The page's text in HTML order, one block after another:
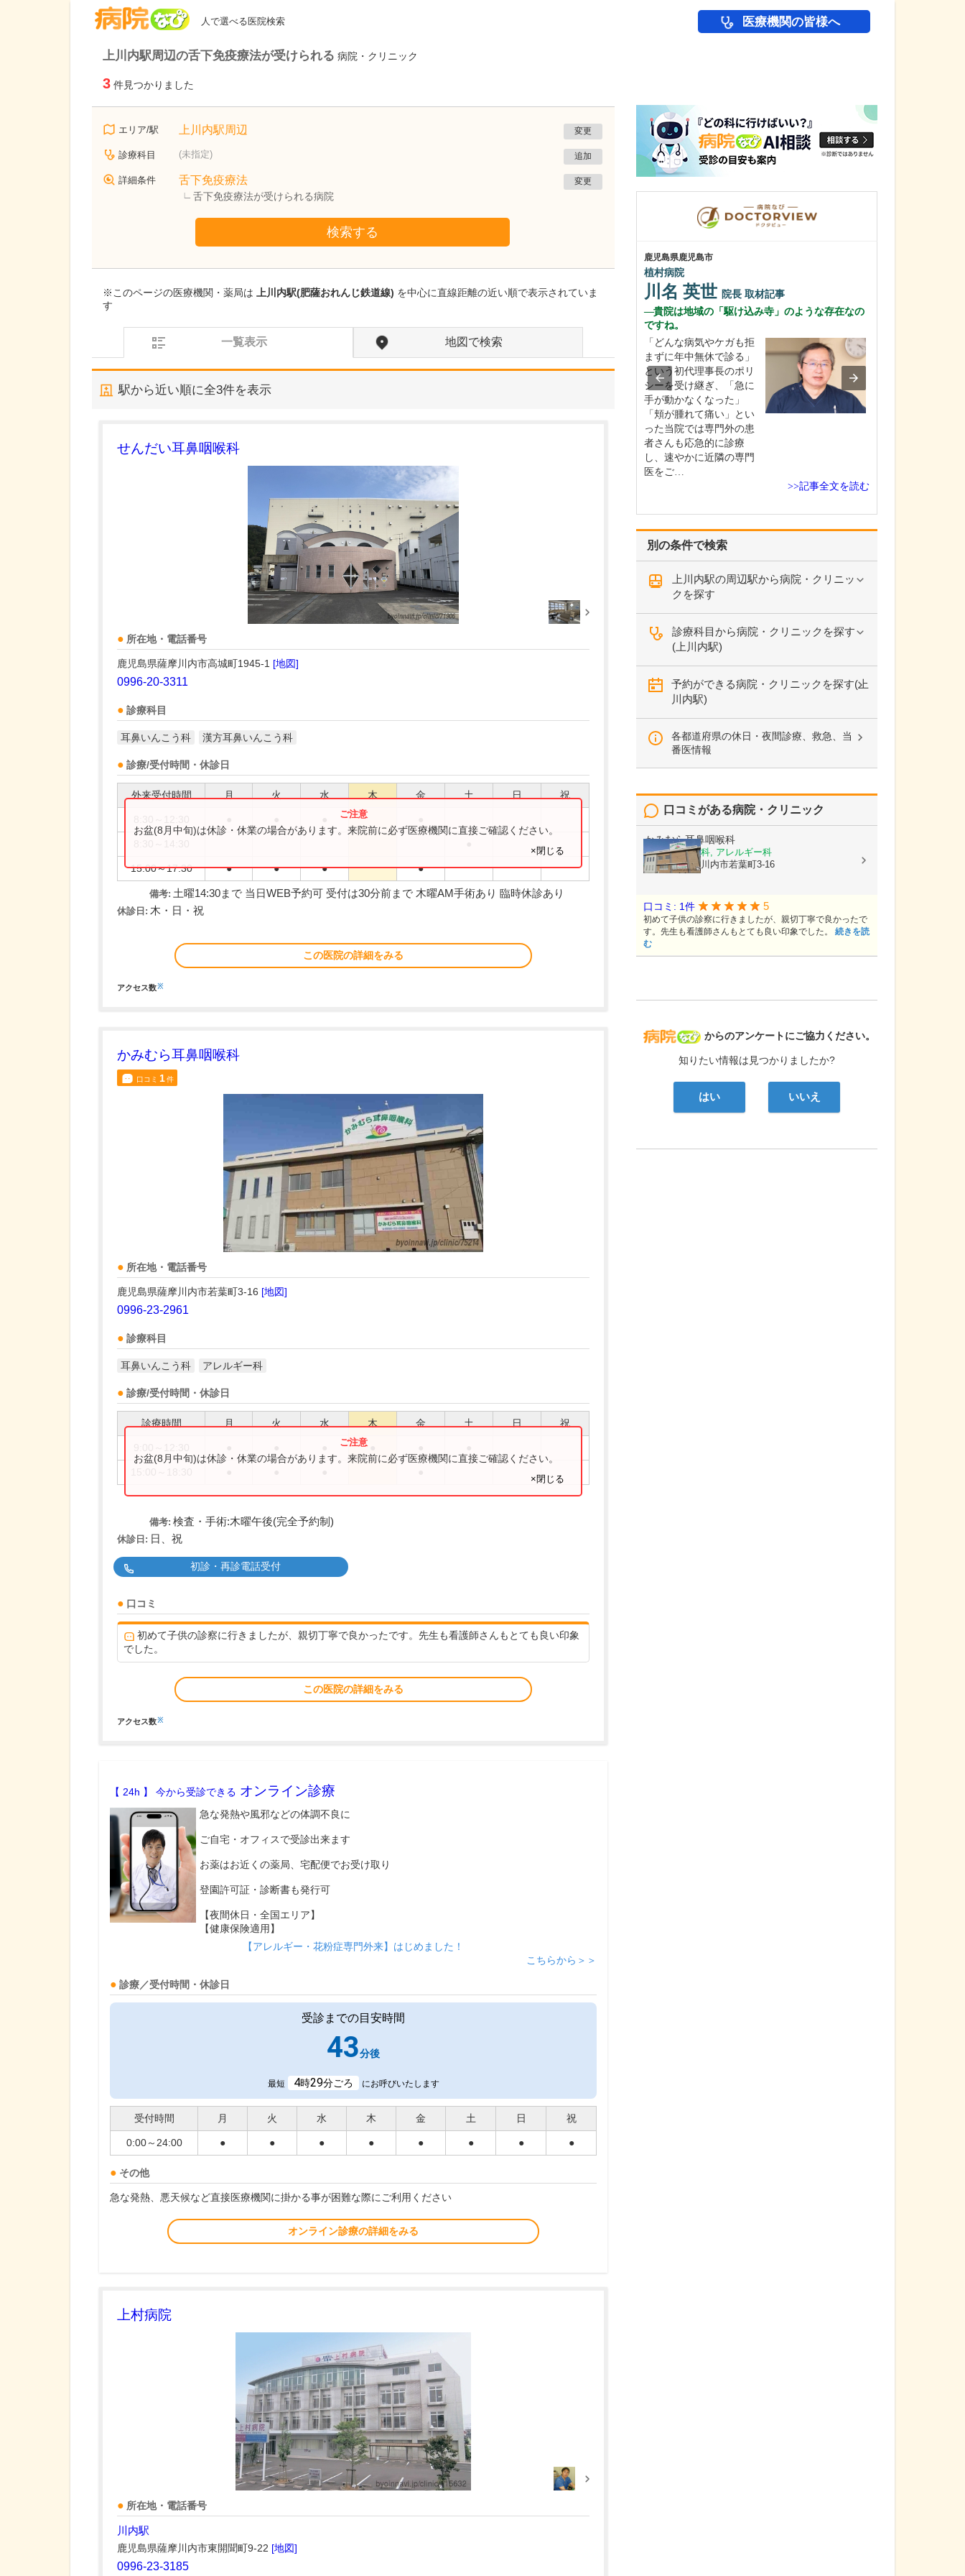
人で選べる医院検索 医療機関の皆様へ
上川内駅周辺の舌下免疫療法が受けられる 病院・クリニック
3 件見つかりました
エリア/駅 上川内駅周辺 変更
診療科目 (未指定) 追加
詳細条件 舌下免疫療法
舌下免疫療法が受けられる病院
変更
検索する
※このページの医療機関・薬局は 上川内駅(肥薩おれんじ鉄道線) を中心に直線距離の近い順で表示されていま
す
一覧表示 地図で検索
駅から近い順に全3件を表示
せんだい耳鼻咽喉科
所在地・電話番号
鹿児島県薩摩川内市高城町1945-1 [地図]
0996-20-3311
診療科目
耳鼻いんこう科 漢方耳鼻いんこう科
診療/受付時間・休診日
外来受付時間 月 火 水 木 金 土 日 祝
15:00～17:30 ● ● ● ●
お盆(8月中旬)は休診・休業の場合があります。来院前に必ず医療機関に直接ご確認ください。
×閉じる
備考: 土曜14:30まで 当日WEB予約可 受付は30分前まで 木曜AM手術あり 臨時休診あり
休診日: 木・日・祝
この医院の詳細をみる
アクセス数※
かみむら耳鼻咽喉科
口コミ 1件
所在地・電話番号
鹿児島県薩摩川内市若葉町3-16 [地図]
0996-23-2961
診療科目
耳鼻いんこう科 アレルギー科
診療/受付時間・休診日
診療時間 月 火 水 木 金 土 日 祝
お盆(8月中旬)は休診・休業の場合があります。来院前に必ず医療機関に直接ご確認ください。
×閉じる
備考: 検査・手術:木曜午後(完全予約制)
休診日: 日、祝
初診・再診電話受付
口コミ
初めて子供の診察に行きましたが、親切丁寧で良かったです。先生も看護師さんもとても良い印象
でした。
この医院の詳細をみる
アクセス数※
【 24h 】 今から受診できる オンライン診療
急な発熱や風邪などの体調不良に
ご自宅・オフィスで受診出来ます
お薬はお近くの薬局、宅配便でお受け取り
登園許可証・診断書も発行可
【夜間休日・全国エリア】
【健康保険適用】
【アレルギー・花粉症専門外来】はじめました！
こちらから＞＞
診療／受付時間・休診日
受診までの目安時間
43分後
最短 4時29分ごろ にお呼びいたします
受付時間 月 火 水 木 金 土 日 祝
0:00～24:00 ● ● ● ● ● ● ● ●
その他
急な発熱、悪天候など直接医療機関に掛かる事が困難な際にご利用ください
オンライン診療の詳細をみる
上村病院
所在地・電話番号
川内駅
鹿児島県薩摩川内市東開聞町9-22 [地図]
0996-23-3185
別の条件で検索
上川内駅の周辺駅から病院・クリニッ
クを探す
診療科目から病院・クリニックを探す
(上川内駅)
予約ができる病院・クリニックを探す(上
川内駅)
各都道府県の休日・夜間診療、救急、当
番医情報
病院なび
からのアンケートにご協力ください。
知りたい情報は見つかりましたか?
はい いいえ
口コミがある病院・クリニック
かみむら耳鼻咽喉科
耳鼻いんこう科, アレルギー科
鹿児島県薩摩川内市若葉町3-16
口コミ: 1件 5
初めて子供の診察に行きましたが、親切丁寧で良かったで
す。先生も看護師さんもとても良い印象でした。 続きを読
む
緑ヶ丘クリニック
新田 翔 院長
内科・小児科・整形外科
ており、お子さんからご
高…
鹿児島県鹿児島市
植村病院
川名 英世 院長 取材記事
貴院は地域の「駆け込み寺」のような存在なの
ですね。
「どんな病気やケガも拒
まずに年中無休で診る」
という初代理事長のポリ
シーを受け継ぎ、「急に
手が動かなくなった」
「頬が腫れて痛い」とい
った当院では専門外の患
者さんも応急的に診療
し、速やかに近隣の専門
医をご…
>>記事全文を読む